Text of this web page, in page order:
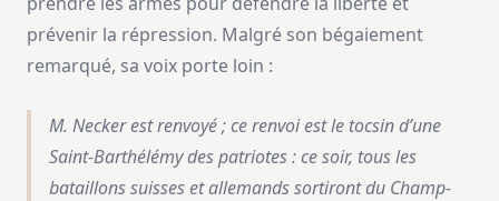
prévenir la répression. Malgré son bégaiement
remarqué, sa voix porte loin :
M. Necker est renvoyé ; ce renvoi est le tocsin d’une
Saint-Barthélémy des patriotes : ce soir, tous les
bataillons suisses et allemands sortiront du Champ-